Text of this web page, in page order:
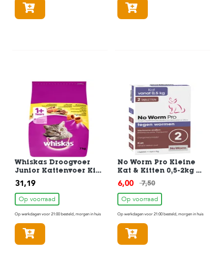
Whiskas Droogvoer
Junior Kattenvoer Kip
7kg
31,19
Op voorraad
Op werkdagen voor 21:00 besteld, morgen in huis
No Worm Pro Kleine
Kat & Kitten 0,5-2kg 2
Tabletten
7,50
6,00
Op voorraad
Op werkdagen voor 21:00 besteld, morgen in huis